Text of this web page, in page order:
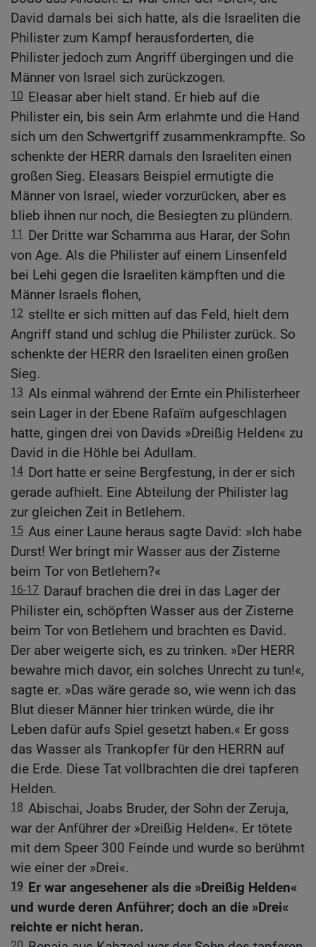
David damals bei sich hatte, als die Israeliten die
Philister zum Kampf herausforderten, die
Philister jedoch zum Angriff übergingen und die
Männer von Israel sich zurückzogen.
10 Eleasar aber hielt stand. Er hieb auf die
Philister ein, bis sein Arm erlahmte und die Hand
sich um den Schwertgriff zusammenkrampfte. So
schenkte der HERR damals den Israeliten einen
großen Sieg. Eleasars Beispiel ermutigte die
Männer von Israel, wieder vorzurücken, aber es
blieb ihnen nur noch, die Besiegten zu plündern.
11
Der Dritte war Schamma aus Harar, der Sohn
von Age. Als die Philister auf einem Linsenfeld
bei Lehi gegen die Israeliten kämpften und die
Männer Israels flohen,
12 stellte er sich mitten auf das Feld, hielt dem
Angriff stand und schlug die Philister zurück. So
schenkte der HERR den Israeliten einen großen
Sieg.
13 Als einmal während der Ernte ein Philisterheer
sein Lager in der Ebene Rafaïm aufgeschlagen
hatte, gingen drei von Davids »Dreißig Helden« zu
David in die Höhle bei Adullam.
14 Dort hatte er seine Bergfestung, in der er sich
gerade aufhielt. Eine Abteilung der Philister lag
zur gleichen Zeit in Betlehem.
15 Aus einer Laune heraus sagte David: »Ich habe
Durst! Wer bringt mir Wasser aus der Zisterne
beim Tor von Betlehem?«
16-17 Darauf brachen die drei in das Lager der
Philister ein, schöpften Wasser aus der Zisterne
beim Tor von Betlehem und brachten es David.
Der aber weigerte sich, es zu trinken. »Der HERR
bewahre mich davor, ein solches Unrecht zu tun!«,
sagte er. »Das wäre gerade so, wie wenn ich das
Blut dieser Männer hier trinken würde, die ihr
Leben dafür aufs Spiel gesetzt haben.« Er goss
das Wasser als Trankopfer für den HERRN auf
die Erde. Diese Tat vollbrachten die drei tapferen
Helden.
18 Abischai, Joabs Bruder, der Sohn der Zeruja,
war der Anführer der »Dreißig Helden«. Er tötete
mit dem Speer 300 Feinde und wurde so berühmt
wie einer der »Drei«.
19 Er war angesehener als die »Dreißig Helden«
und wurde deren Anführer; doch an die »Drei«
reichte er nicht heran.